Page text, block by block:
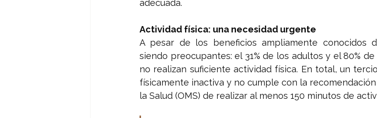
adecuada.
Actividad física: una necesidad urgente
A pesar de los beneficios ampliamente conocidos
siendo preocupantes: el 31% de los adultos y el 80%
no realizan suficiente actividad física. En total, un
físicamente inactiva y no cumple con la
la Salud (OMS) de realizar al menos 150 minutos de